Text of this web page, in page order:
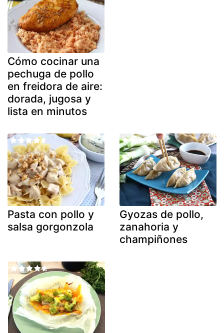
Cómo cocinar una
pechuga de pollo
en freidora de aire:
dorada, jugosa y
lista en minutos
Pasta con pollo y
salsa gorgonzola
Gyozas de pollo,
zanahoria y
champiñones